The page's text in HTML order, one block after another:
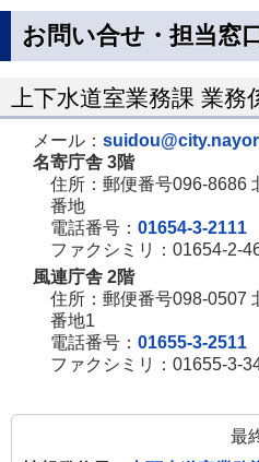
お問い合せ・担当窓
上下水道室業務課 業務
メール：
名寄庁舎 3階
住所：郵便番号096-8686
番地
電話番号： 01654-3-2111
ファクシミリ：01654-2-
風連庁舎 2階
住所：郵便番号098-0507
番地1
電話番号： 01655-3-2511
ファクシミリ：01655-3-
最